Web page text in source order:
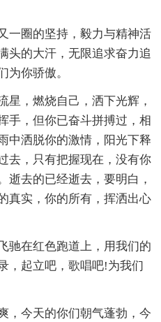
一圈的坚持，毅力与精神活
头的大汗，无限追求奋力追
为你骄傲。
星，燃烧自己，洒下光辉，
手，但你已奋斗拼搏过，相
中洒脱你的激情，阳光下释
去，只有把握现在，没有你
逝去的已经逝去，要明白，
真实，你的所有，挥洒出心
驰在红色跑道上，用我们的
，起立吧，歌唱吧!为我们
，今天的你们朝气蓬勃，今